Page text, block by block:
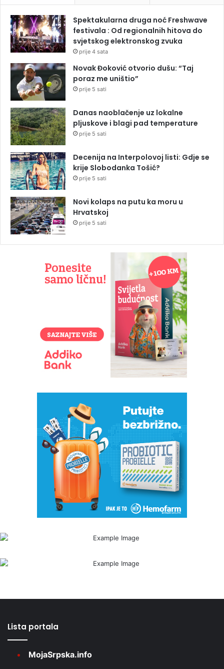
Spektakularna druga noć Freshwave
festivala : Od regionalnih hitova do
svjetskog elektronskog zvuka
prije 4 sata
Novak Đoković otvorio dušu: “Taj
poraz me uništio”
prije 5 sati
Danas naoblačenje uz lokalne
pljuskove i blagi pad temperature
prije 5 sati
Decenija na Interpolovoj listi: Gdje se
krije Slobodanka Tošić?
prije 5 sati
Novi kolaps na putu ka moru u
Hrvatskoj
prije 5 sati
Lista portala
MojaSrpska.info